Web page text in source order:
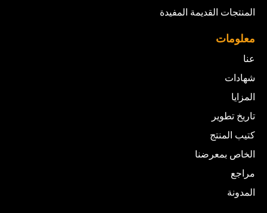
المنتجات القديمة المفيدة
معلومات
عنا
شهادات
المزايا
تاريخ تطوير
كتيب المنتج
الخاص بمعرضنا
مراجع
المدونة